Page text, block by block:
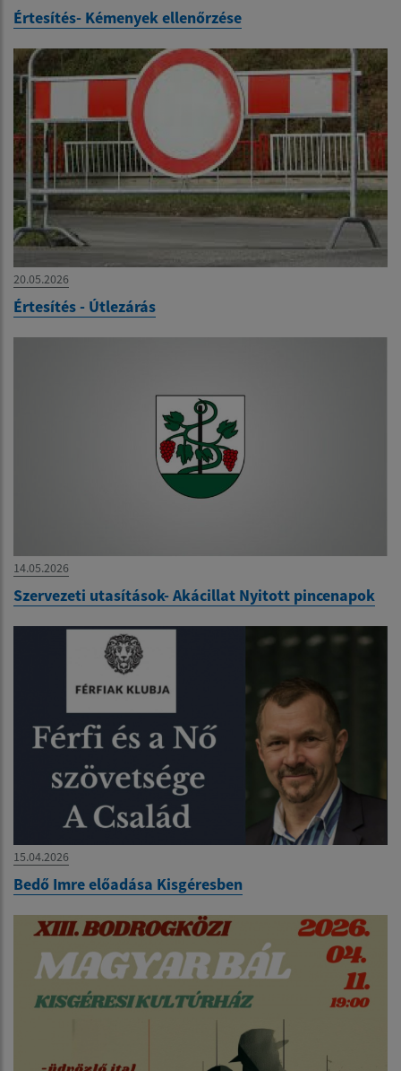
Értesítés- Kémenyek ellenőrzése
20.05.2026
Értesítés - Útlezárás
14.05.2026
Szervezeti utasítások- Akácillat Nyitott pincenapok
15.04.2026
Bedő Imre előadása Kisgéresben